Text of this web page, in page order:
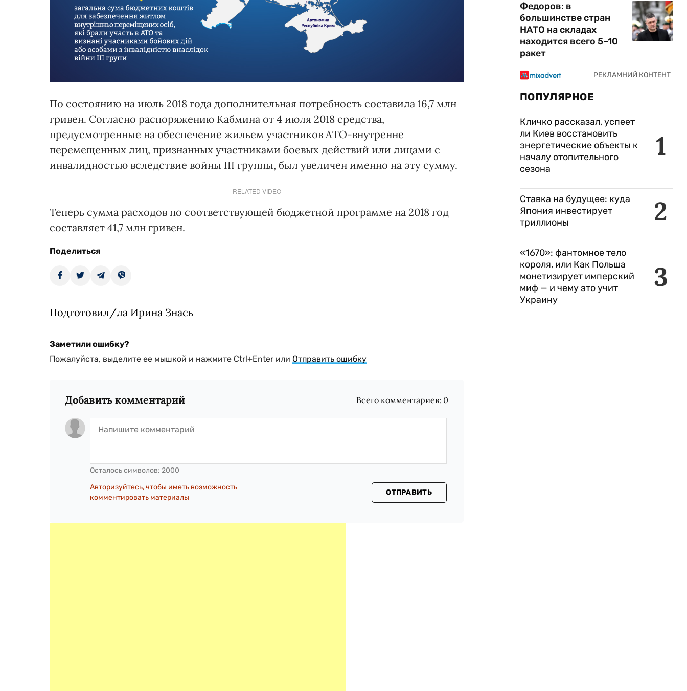
По состоянию на июль 2018 года дополнительная потребность составила 16,7 млн
гривен. Согласно распоряжению Кабмина от 4 июля 2018 средства,
предусмотренные на обеспечение жильем участников АТО-внутренне
перемещенных лиц, признанных участниками боевых действий или лицами с
инвалидностью вследствие войны III группы, был увеличен именно на эту сумму.
RELATED VIDEO
Теперь сумма расходов по соответствующей бюджетной программе на 2018 год
составляет 41,7 млн гривен.
Поделиться
Подготовил/ла Ирина Знась
Заметили ошибку?
Пожалуйста, выделите ее мышкой и нажмите Ctrl+Enter или Отправить ошибку
Добавить комментарий Всего комментариев: 0
Осталось символов: 2000
Авторизуйтесь, чтобы иметь возможность
комментировать материалы
ОТПРАВИТЬ
Федоров: в
большинстве стран
НАТО на складах
находится всего 5–10
ракет
ПОПУЛЯРНОЕ
1
Кличко рассказал, успеет
ли Киев восстановить
энергетические объекты к
началу отопительного
сезона
2
Ставка на будущее: куда
Япония инвестирует
триллионы
3
«1670»: фантомное тело
короля, или Как Польша
монетизирует имперский
миф — и чему это учит
Украину